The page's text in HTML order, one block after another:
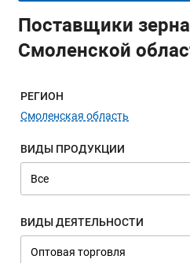
Поставщики
Смоленской
Меню навигации
РЕГИОН
Смоленская область
ВИДЫ ПРОДУКЦИИ
ВИДЫ ДЕЯТЕЛЬНОСТИ